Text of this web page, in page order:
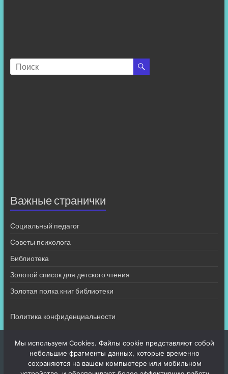
Важные странички
Социальный педагог
Советы психолога
Библиотека
Золотой список для детского чтения
Золотая полка книг библиотеки
Политика конфиденциальности
Мы используем Cookies. Файлы cookie представляют собой
небольшие фрагменты данных, которые временно
сохраняются на вашем компьютере или мобильном